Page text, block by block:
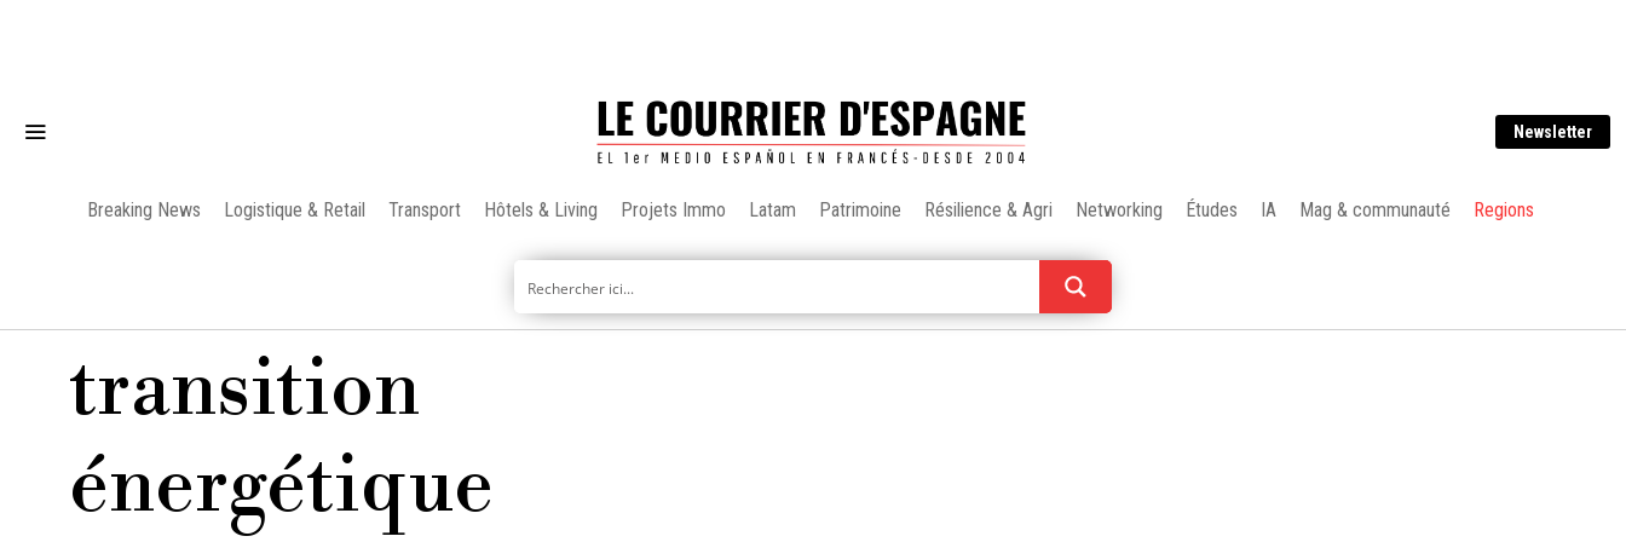
Newsletter
Breaking News Logistique & Retail Transport Hôtels & Living Projets Immo Latam Patrimoine Résilience & Agri Networking Études IA Mag & communauté Regions
transition
énergétique